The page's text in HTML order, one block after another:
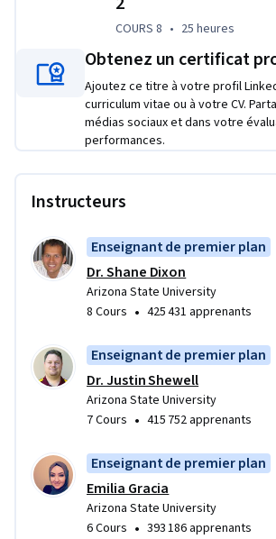
COURS 8 25 heures
COURS 8 • 25 heures
Obtenez un certificat
Ajoutez ce titre à votre profil
curriculum vitae ou à votre CV.
médias sociaux et dans votre
performances.
Instructeurs
Enseignant de premier plan
Dr. Shane Dixon
Arizona State University
8 Cours • 425 431 apprenants
Enseignant de premier plan
Dr. Justin Shewell
Arizona State University
7 Cours • 415 752 apprenants
Enseignant de premier plan
Emilia Gracia
Arizona State University
6 Cours • 393 186 apprenants